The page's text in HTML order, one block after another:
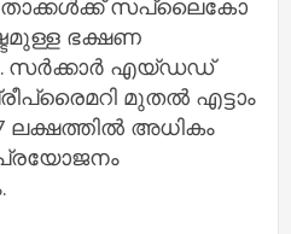
സപ്ലൈകോ
ഭക്ഷണ
സർക്കാർ എയ്ഡഡ്
മുതൽ എട്ടാം
അധികം
പ്രയോജനം